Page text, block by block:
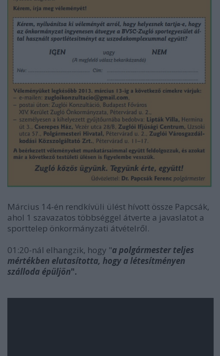
Március 14-én rendkívüli ülést hívott össze Papcsák,
ahol 1 szavazatos többséggel átverte a javaslatot a
sporttelep önkormányzati átvételről.
01:20-nál elhangzik, hogy "apolgármester teljes
mértékben elutasította, hogy a létesítményen
szálloda épüljön".